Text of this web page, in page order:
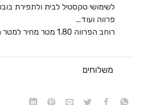
לשימושי טקסטיל לבית ולתפירת
פרווה ועוד…
רוחב הפרווה 1.80 מטר מחיר למטר רץ. יחידה=מטר
משלוחים